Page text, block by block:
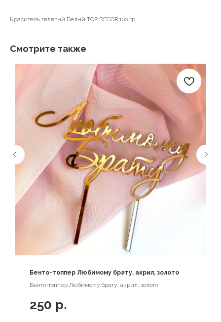
Краситель гелевый Белый TOP DECOR,100 гр
Смотрите также
Бенто-топпер Любимому брату, акрил, золото
Бенто-топпер Любимому брату, акрил, золото
250 р.